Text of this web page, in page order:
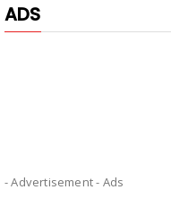
ADS
- Advertisement - Ads